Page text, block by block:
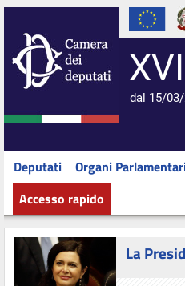
dal 15/
Deputati Organi
Accesso rapido
La